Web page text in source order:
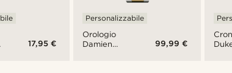
17,95 €
Orologio
Damien
Personalizzabile
99,99 €